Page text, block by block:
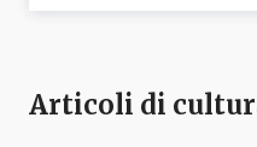
Articoli di